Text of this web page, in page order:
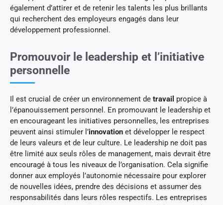
également d’attirer et de retenir les talents les plus brillants
qui recherchent des employeurs engagés dans leur
développement professionnel.
Promouvoir le leadership et l’initiative
personnelle
Il est crucial de créer un environnement de travail propice à
l’épanouissement personnel. En promouvant le leadership et
en encourageant les initiatives personnelles, les entreprises
peuvent ainsi stimuler l’innovation et développer le respect
de leurs valeurs et de leur culture. Le leadership ne doit pas
être limité aux seuls rôles de management, mais devrait être
encouragé à tous les niveaux de l’organisation. Cela signifie
donner aux employés l’autonomie nécessaire pour explorer
de nouvelles idées, prendre des décisions et assumer des
responsabilités dans leurs rôles respectifs. Les entreprises